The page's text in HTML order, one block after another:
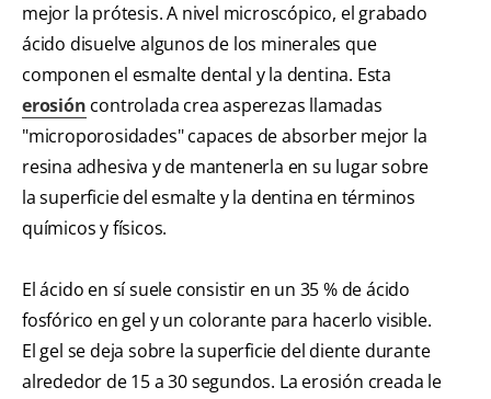
mejor la prótesis. A nivel microscópico, el grabado
ácido disuelve algunos de los minerales que
componen el esmalte dental y la dentina. Esta
erosión controlada crea asperezas llamadas
"microporosidades" capaces de absorber mejor la
resina adhesiva y de mantenerla en su lugar sobre
la superficie del esmalte y la dentina en términos
químicos y físicos.
El ácido en sí suele consistir en un 35 % de ácido
fosfórico en gel y un colorante para hacerlo visible.
El gel se deja sobre la superficie del diente durante
alrededor de 15 a 30 segundos. La erosión creada le